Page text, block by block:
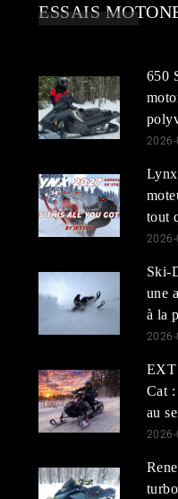
ESSAIS
650
2026-
tout
Ski-
une
à la
EXT
Cat
au